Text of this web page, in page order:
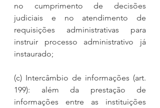
no cumprimento de decisões
judiciais e no atendimento de
requisições administrativas para
instruir processo administrativo já
instaurado;
(c) Intercâmbio de informações (art.
199): além da prestação de
informações entre as instituições